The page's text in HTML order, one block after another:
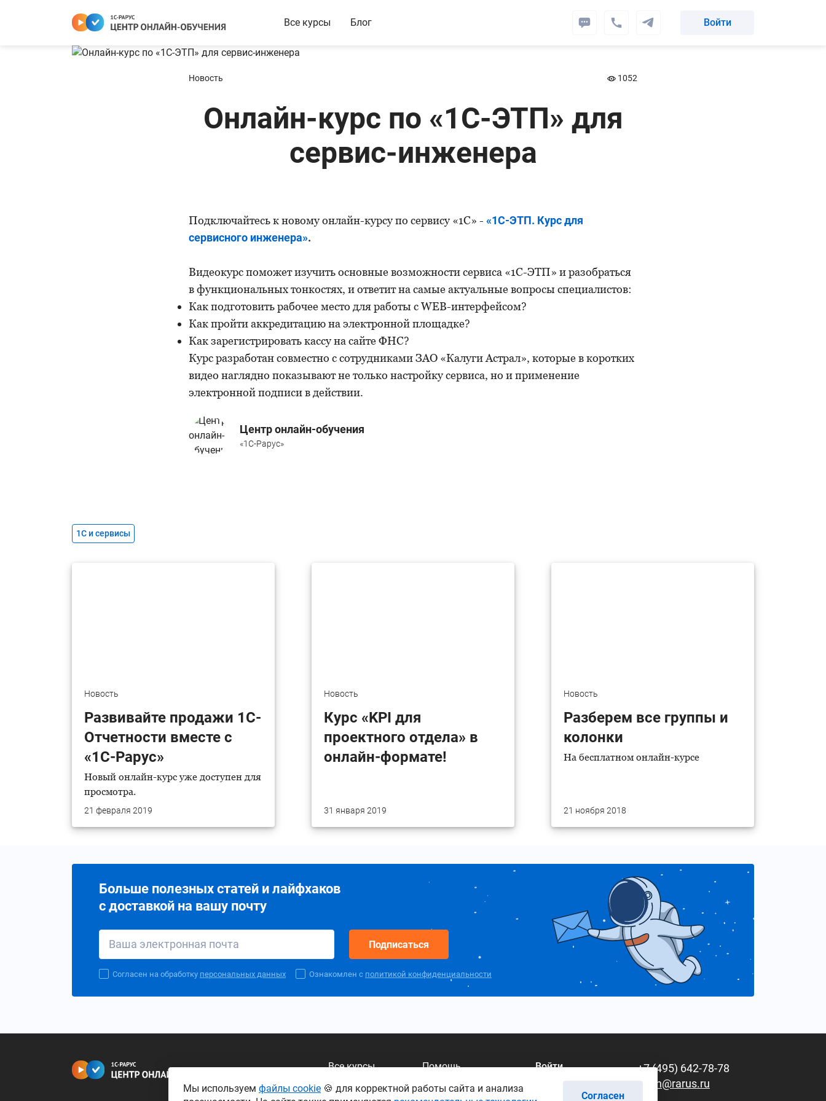
Все курсы Блог Войти
Новость 1052
Онлайн-курс по «1С-ЭТП» для
сервис-инженера
Подключайтесь к новому онлайн-курсу по сервису «1С» - «1С-ЭТП. Курс для
сервисного инженера».
Видеокурс поможет изучить основные возможности сервиса «1С-ЭТП» и разобраться
в функциональных тонкостях, и ответит на самые актуальные вопросы специалистов:
Как подготовить рабочее место для работы с WEB-интерфейсом?
Как пройти аккредитацию на электронной площадке?
Как зарегистрировать кассу на сайте ФНС?
Курс разработан совместно с сотрудниками ЗАО «Калуги Астрал», которые в коротких
видео наглядно показывают не только настройку сервиса, но и применение
электронной подписи в действии.
Центр онлайн-обучения
«1С-Рарус»
1С и сервисы
Новость
Развивайте продажи 1С-
Отчетности вместе с
«1С-Рарус»
Новый онлайн-курс уже доступен для
просмотра.
21 февраля 2019
Новость
Курс «KPI для
проектного отдела» в
онлайн-формате!
31 января 2019
Новость
Разберем все группы и
колонки
На бесплатном онлайн-курсе
21 ноября 2018
Больше полезных статей и лайфхаков
с доставкой на вашу почту
Подписаться
Согласен на обработку персональных данных Ознакомлен с политикой конфиденциальности
Все курсы
Помощь
Войти
+7 (495) 642-78-78
learn@rarus.ru
Мы используем файлы cookie 🍪 для корректной работы сайта и анализа
Согласен